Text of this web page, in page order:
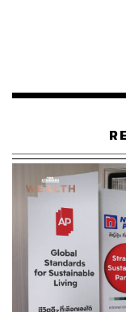
ซึ่งในส่วนของเวีย
จากถ่านหิน ยังไม่มี
โครงการสร้างโรง
การหรือไม่
ขณะที่จีน ซึ่งเป็นผู้
คำมั่นเมื่อเดือนกัน
ลงทุนในโครงการ
ประเทศ แต่ไม่ระบุ
ประเทศ